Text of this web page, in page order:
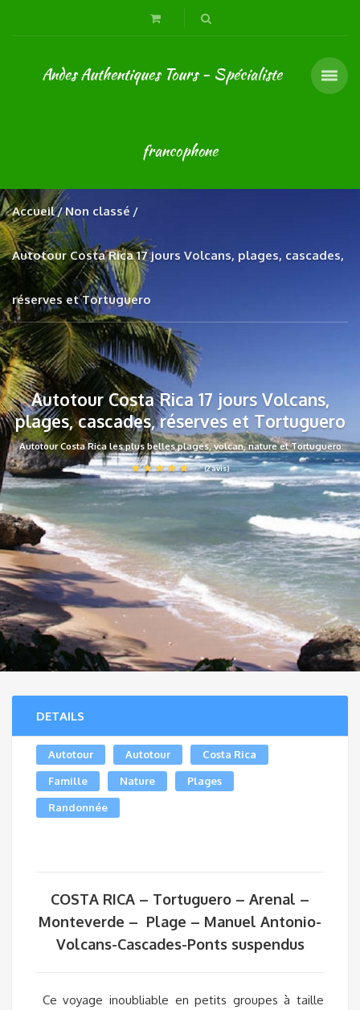
Andes Authentiques Tours - Spécialiste
francophone
Accueil Non classé
Autotour Costa Rica 17 jours Volcans, plages, cascades,
réserves et Tortuguero
Autotour Costa Rica 17 jours Volcans,
plages, cascades, réserves et Tortuguero
Autotour Costa Rica les plus belles plages, volcan, nature et Tortuguero
(2 avis)
DETAILS
Autotour Autotour Costa Rica
Famille Nature Plages
Randonnée
COSTA RICA – Tortuguero – Arenal –
Monteverde – Plage – Manuel Antonio-
Volcans-Cascades-Ponts suspendus
Ce voyage inoubliable en petits groupes à taille